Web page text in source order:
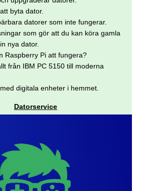
byta dator.
datorer som inte fungerar.
som gör att du kan köra gamla
nya dator.
Raspberry Pi att fungera?
från IBM PC 5150 till moderna
digitala enheter i hemmet.
Datorservice